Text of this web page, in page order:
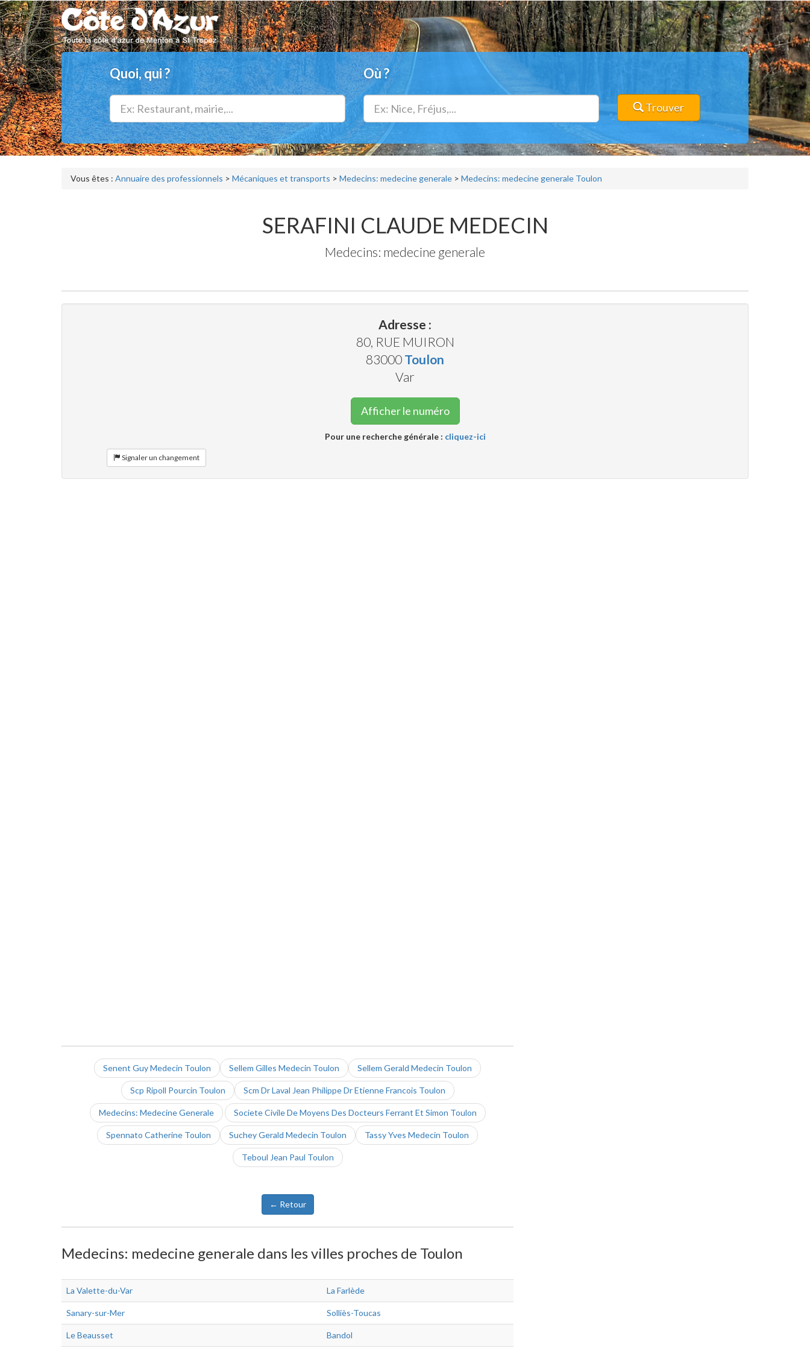
Quoi, qui ? Où ?
Trouver
Vous êtes : Annuaire des professionnels > Mécaniques et transports > Medecins: medecine generale > Medecins: medecine generale Toulon
SERAFINI CLAUDE MEDECIN
Medecins: medecine generale
Adresse :
80, RUE MUIRON
83000 Toulon
Var
Afficher le numéro
Pour une recherche générale : cliquez-ici
Signaler un changement
Senent Guy Medecin Toulon Sellem Gilles Medecin Toulon Sellem Gerald Medecin Toulon
Scp Ripoll Pourcin Toulon Scm Dr Laval Jean Philippe Dr Etienne Francois Toulon
Medecins: Medecine Generale Societe Civile De Moyens Des Docteurs Ferrant Et Simon Toulon
Spennato Catherine Toulon Suchey Gerald Medecin Toulon Tassy Yves Medecin Toulon
Teboul Jean Paul Toulon
← Retour
Medecins: medecine generale dans les villes proches de Toulon
La Valette-du-Var La Farlède
Sanary-sur-Mer Solliès-Toucas
Le Beausset Bandol